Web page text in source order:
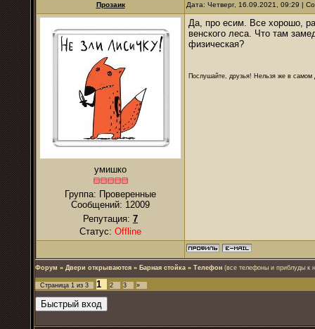
Прозаик Дата: Четверг, 16.09.2021, 09:29 |
умишко
Группа: Проверенные
Сообщений: 12009
Репутация: 7
Статус: Offline
Да, про есим. Все хорошо,
венского леса. Что там
физическая?
Послушайте, друзья! Нельзя же в самом
Форум » Двери открываются » Барная стойка » Телефон (все телефоны и приблуды к
Страница 1 из 3 1 2 3 »